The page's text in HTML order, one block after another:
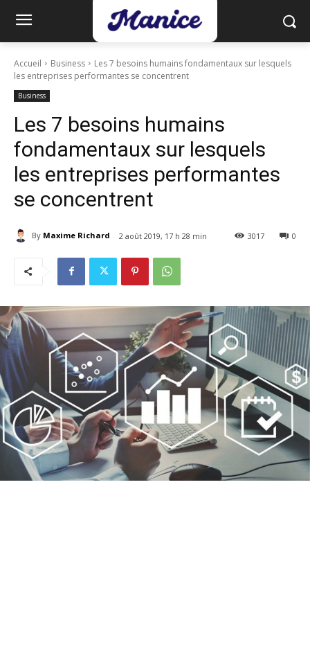
Accueil Business
Les 7 besoins humains fondamentaux sur lesquels
les entreprises performantes se concentrent
Business
Les 7 besoins humains
fondamentaux sur lesquels
les entreprises performantes
se concentrent
By Maxime Richard 2 août 2019, 17 h 28 min 0
3017